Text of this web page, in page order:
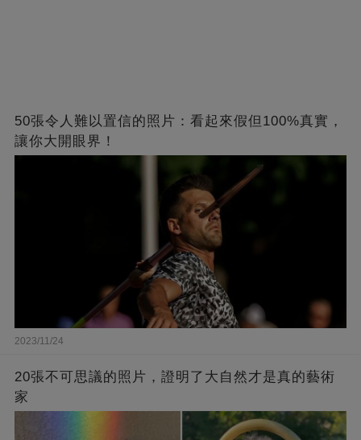
50張令人難以置信的照片：看起來假但100%真實，
讓你大開眼界！
2023/11/24
20張不可思議的照片，證明了大自然才是真的藝術
家